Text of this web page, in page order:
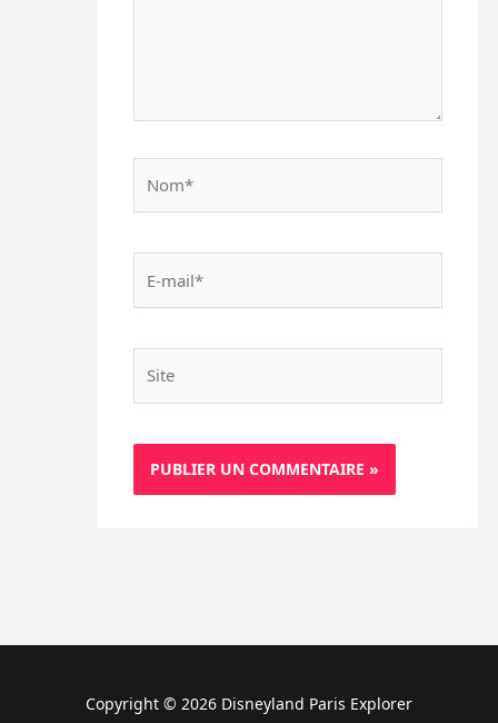
mail*
Copyright © 2026 Disneyland Paris Explorer